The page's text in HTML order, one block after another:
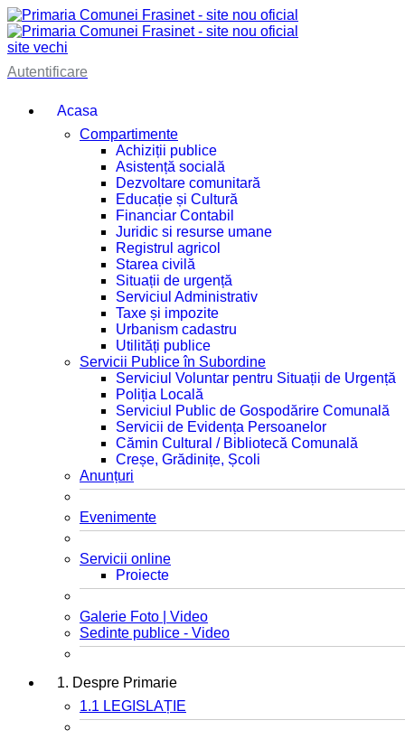
site vechi
Autentificare
Acasa
Compartimente
Achiziții publice
Asistență socială
Dezvoltare comunitară
Educație și Cultură
Financiar Contabil
Juridic si resurse umane
Registrul agricol
Starea civilă
Situații de urgență
Serviciul Administrativ
Taxe și impozite
Urbanism cadastru
Utilități publice
Servicii Publice în Subordine
Serviciul Voluntar pentru Situații de Urgență
Poliția Locală
Serviciul Public de Gospodărire Comunală
Servicii de Evidența Persoanelor
Cămin Cultural / Bibliotecă Comunală
Creșe, Grădinițe, Școli
Anunțuri
Evenimente
Servicii online
Proiecte
Galerie Foto | Video
Sedinte publice - Video
1. Despre Primarie
1.1 LEGISLAȚIE